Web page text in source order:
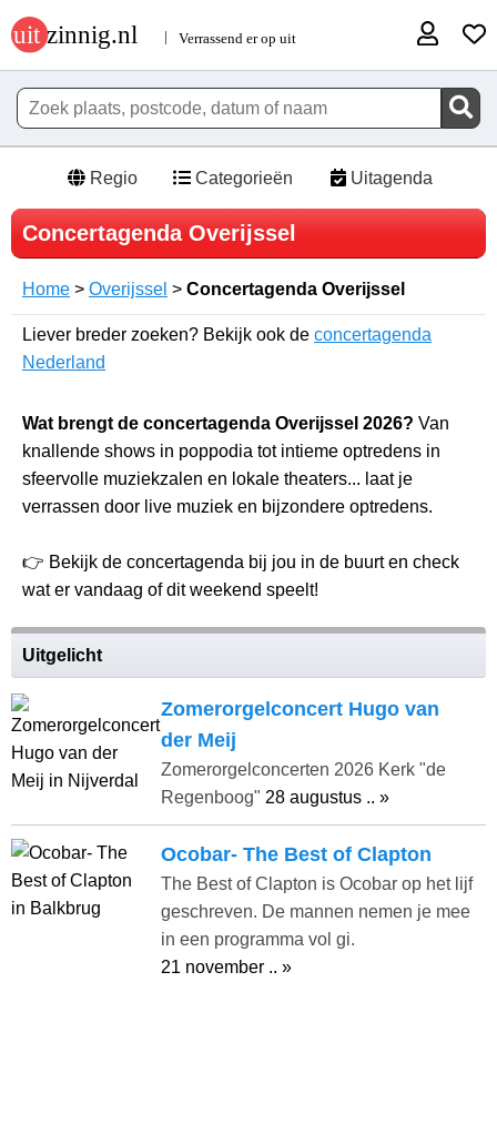
Regio Categorieën Uitagenda
Concertagenda Overijssel
Home > Overijssel > Concertagenda Overijssel
Liever breder zoeken? Bekijk ook de concertagenda
Nederland
Wat brengt de concertagenda Overijssel 2026? Van
knallende shows in poppodia tot intieme optredens in
sfeervolle muziekzalen en lokale theaters... laat je
verrassen door live muziek en bijzondere optredens.
👉 Bekijk de concertagenda bij jou in de buurt en check
wat er vandaag of dit weekend speelt!
Uitgelicht
Zomerorgelconcert Hugo van
der Meij
Zomerorgelconcerten 2026 Kerk "de
Regenboog" 28 augustus .. »
Ocobar- The Best of Clapton
The Best of Clapton is Ocobar op het lijf
geschreven. De mannen nemen je mee
in een programma vol gi.
21 november .. »